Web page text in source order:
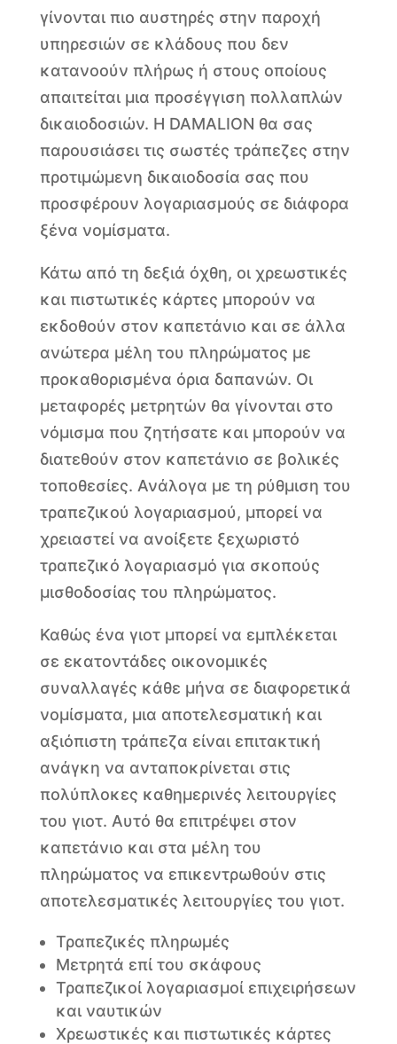
γίνονται πιο αυστηρές στην παροχή
υπηρεσιών σε κλάδους που δεν
κατανοούν πλήρως ή στους οποίους
απαιτείται μια προσέγγιση πολλαπλών
δικαιοδοσιών. Η DAMALION θα σας
παρουσιάσει τις σωστές τράπεζες στην
προτιμώμενη δικαιοδοσία σας που
προσφέρουν λογαριασμούς σε διάφορα
ξένα νομίσματα.
Κάτω από τη δεξιά όχθη, οι χρεωστικές
και πιστωτικές κάρτες μπορούν να
εκδοθούν στον καπετάνιο και σε άλλα
ανώτερα μέλη του πληρώματος με
προκαθορισμένα όρια δαπανών. Οι
μεταφορές μετρητών θα γίνονται στο
νόμισμα που ζητήσατε και μπορούν να
διατεθούν στον καπετάνιο σε βολικές
τοποθεσίες. Ανάλογα με τη ρύθμιση του
τραπεζικού λογαριασμού, μπορεί να
χρειαστεί να ανοίξετε ξεχωριστό
τραπεζικό λογαριασμό για σκοπούς
μισθοδοσίας του πληρώματος.
Καθώς ένα γιοτ μπορεί να εμπλέκεται
σε εκατοντάδες οικονομικές
συναλλαγές κάθε μήνα σε διαφορετικά
νομίσματα, μια αποτελεσματική και
αξιόπιστη τράπεζα είναι επιτακτική
ανάγκη να ανταποκρίνεται στις
πολύπλοκες καθημερινές λειτουργίες
του γιοτ. Αυτό θα επιτρέψει στον
καπετάνιο και στα μέλη του
πληρώματος να επικεντρωθούν στις
αποτελεσματικές λειτουργίες του γιοτ.
Τραπεζικές πληρωμές
Μετρητά επί του σκάφους
Τραπεζικοί λογαριασμοί επιχειρήσεων
και ναυτικών
Χρεωστικές και πιστωτικές κάρτες